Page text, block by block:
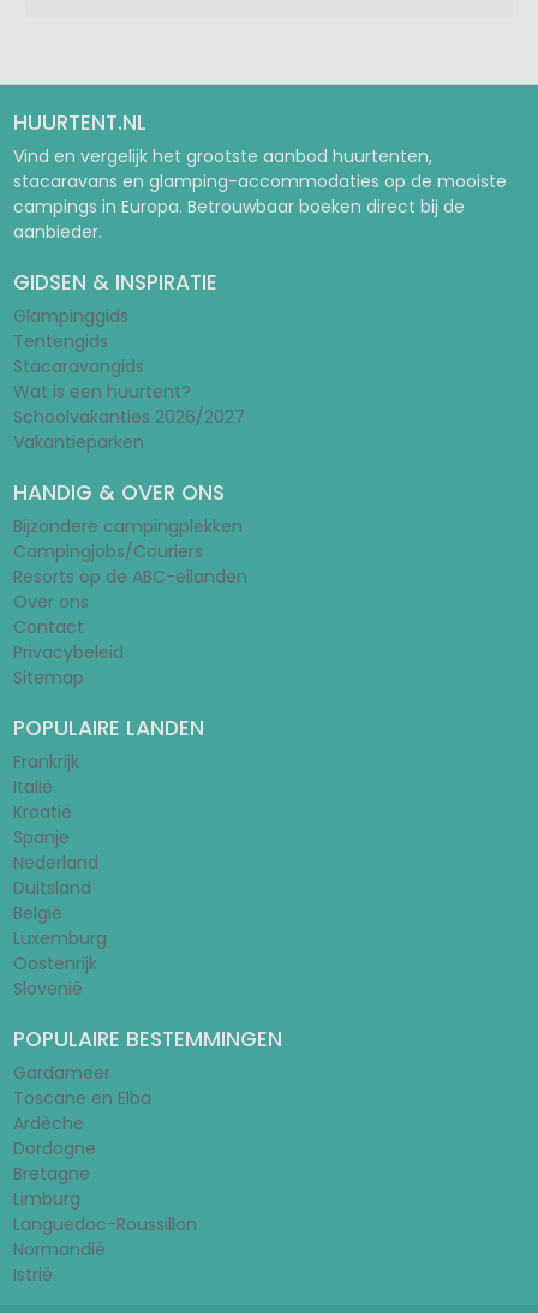
HUURTENT.NL
Vind en vergelijk het grootste aanbod huurtenten,
stacaravans en glamping-accommodaties op de mooiste
campings in Europa. Betrouwbaar boeken direct bij de
aanbieder.
GIDSEN & INSPIRATIE
Glampinggids
Tentengids
Stacaravangids
Wat is een huurtent?
Schoolvakanties 2026/2027
Vakantieparken
HANDIG & OVER ONS
Bijzondere campingplekken
Campingjobs/Couriers
Resorts op de ABC-eilanden
Over ons
Contact
Privacybeleid
Sitemap
POPULAIRE LANDEN
Frankrijk
Italië
Kroatië
Spanje
Nederland
Duitsland
België
Luxemburg
Oostenrijk
Slovenië
POPULAIRE BESTEMMINGEN
Gardameer
Toscane en Elba
Ardèche
Dordogne
Bretagne
Limburg
Languedoc-Roussillon
Normandië
Istrië